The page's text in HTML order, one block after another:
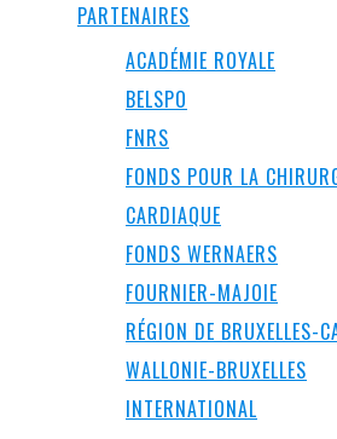
PARTENAIRES
ACADÉMIE ROYALE
BELSPO
FNRS
FONDS POUR LA
CARDIAQUE
FONDS WERNAERS
FOURNIER-MAJOIE
RÉGION DE BRUXELLES-
WALLONIE-BRUXELLES
INTERNATIONAL